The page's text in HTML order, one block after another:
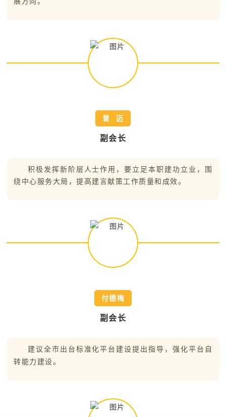
曾 迈
副会长
积极发挥新阶层人士作用，要立足本职建功立业，围
绕中心服务大局，提高建言献策工作质量和成效。
付德梅
副会长
建议全市出台标准化平台建设提出指导，强化平台自
转能力建设。